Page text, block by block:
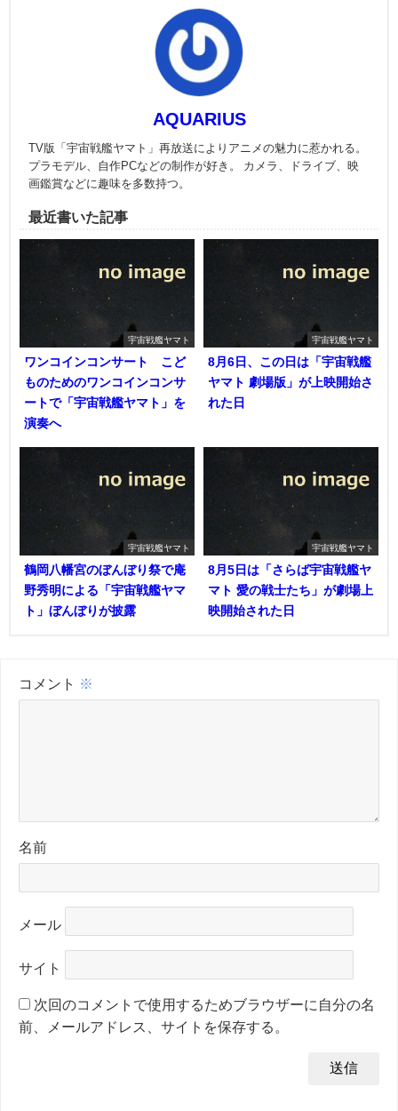
AQUARIUS
TV版「宇宙戦艦ヤマト」再放送によりアニメの魅力に惹かれる。
プラモデル、自作PCなどの制作が好き。 カメラ、ドライブ、映
画鑑賞などに趣味を多数持つ。
最近書いた記事
宇宙戦艦ヤマト
ワンコインコンサート こど
ものためのワンコインコンサ
ートで「宇宙戦艦ヤマト」を
演奏へ
宇宙戦艦ヤマト
8月6日、この日は「宇宙戦艦
ヤマト 劇場版」が上映開始さ
れた日
宇宙戦艦ヤマト
鶴岡八幡宮のぼんぼり祭で庵
野秀明による「宇宙戦艦ヤマ
ト」ぼんぼりが披露
宇宙戦艦ヤマト
8月5日は「さらば宇宙戦艦ヤ
マト 愛の戦士たち」が劇場上
映開始された日
コメント ※
名前
メール
サイト
次回のコメントで使用するためブラウザーに自分の名
前、メールアドレス、サイトを保存する。